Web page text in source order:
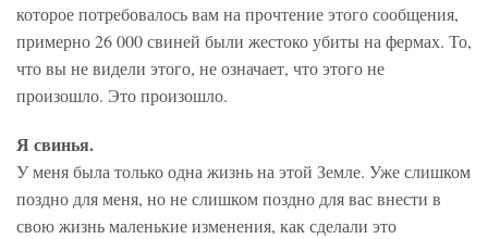
которое потребовалось вам на прочтение этого сообщения,
примерно 26 000 свиней были жестоко убиты на фермах. То,
что вы не видели этого, не означает, что этого не
произошло. Это произошло.
Я свинья.
У меня была только одна жизнь на этой Земле. Уже слишком
поздно для меня, но не слишком поздно для вас внести в
свою жизнь маленькие изменения, как сделали это